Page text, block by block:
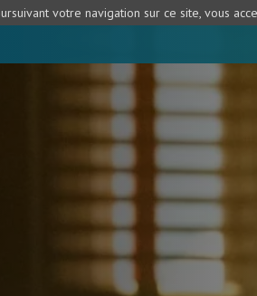
votre navigation sur ce site, vous